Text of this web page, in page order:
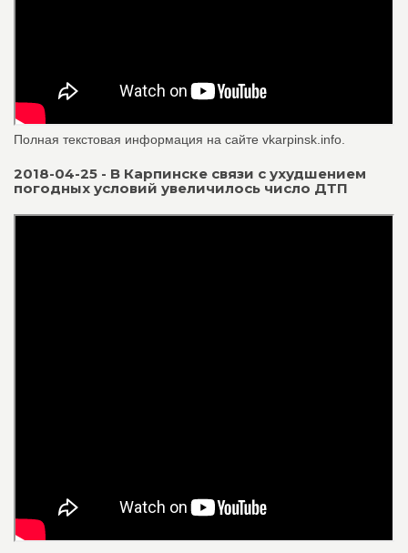
Полная текстовая информация на сайте vkarpinsk.info.
2018-04-25 - В Карпинске связи с ухудшением
погодных условий увеличилось число ДТП